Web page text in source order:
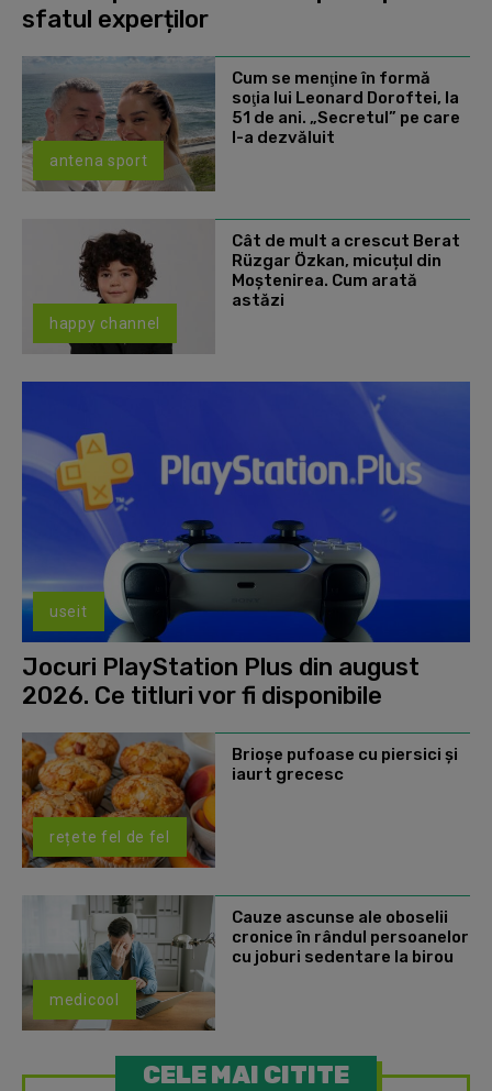
sfatul experților
antena sport
Cum se menţine în formă
soţia lui Leonard Doroftei, la
51 de ani. „Secretul” pe care
l-a dezvăluit
happy channel
Cât de mult a crescut Berat
Rüzgar Özkan, micuțul din
Moștenirea. Cum arată
astăzi
useit
Jocuri PlayStation Plus din august
2026. Ce titluri vor fi disponibile
rețete fel de fel
Brioșe pufoase cu piersici și
iaurt grecesc
medicool
Cauze ascunse ale oboselii
cronice în rândul persoanelor
cu joburi sedentare la birou
CELE MAI CITITE